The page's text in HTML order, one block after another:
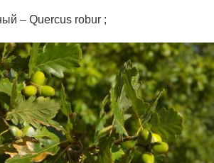
– Quercus robur ;